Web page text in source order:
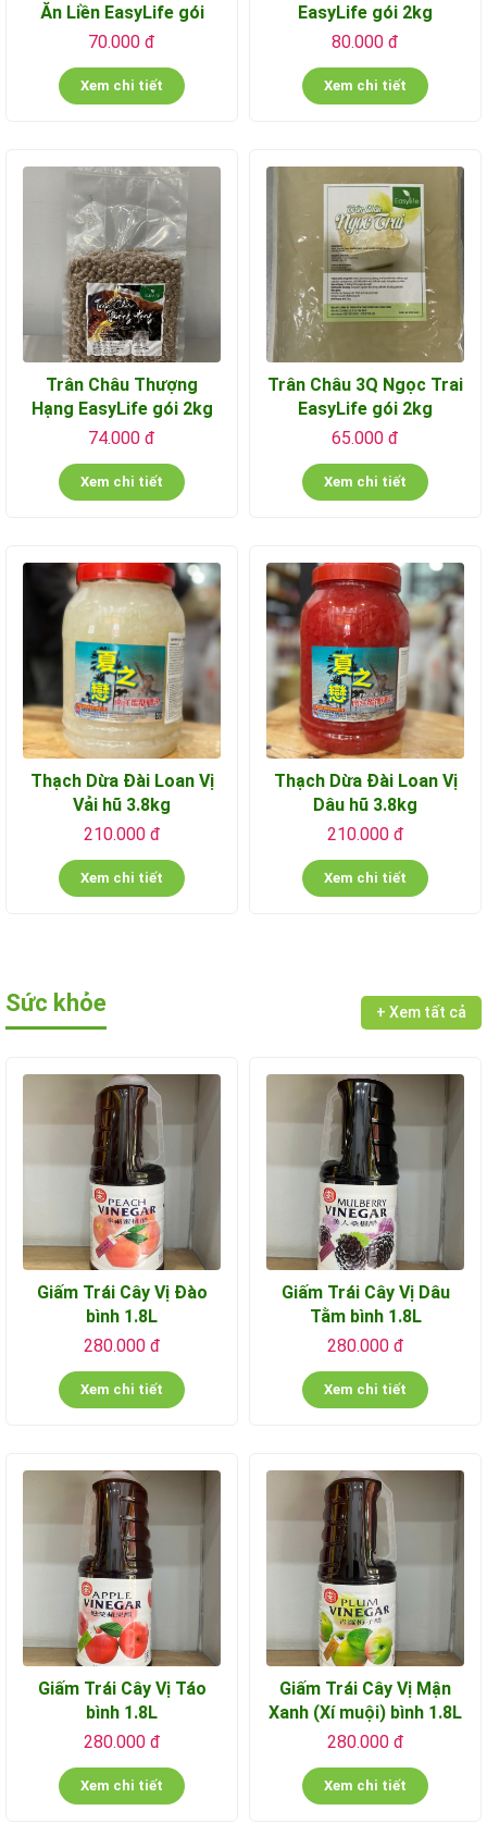
Ăn Liền EasyLife gói
2kg
70.000 đ
Xem chi tiết
EasyLife gói 2kg
80.000 đ
Xem chi tiết
Trân Châu Thượng
Hạng EasyLife gói 2kg
74.000 đ
Xem chi tiết
Trân Châu 3Q Ngọc Trai
EasyLife gói 2kg
65.000 đ
Xem chi tiết
Thạch Dừa Đài Loan Vị
Vải hũ 3.8kg
210.000 đ
Xem chi tiết
Thạch Dừa Đài Loan Vị
Dâu hũ 3.8kg
210.000 đ
Xem chi tiết
Sức khỏe + Xem tất cả
Giấm Trái Cây Vị Đào
bình 1.8L
280.000 đ
Xem chi tiết
Giấm Trái Cây Vị Dâu
Tằm bình 1.8L
280.000 đ
Xem chi tiết
Giấm Trái Cây Vị Táo
bình 1.8L
280.000 đ
Xem chi tiết
Giấm Trái Cây Vị Mận
Xanh (Xí muội) bình 1.8L
280.000 đ
Xem chi tiết